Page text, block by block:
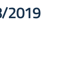
2019